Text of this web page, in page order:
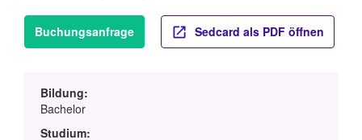
Buchungsanfrage Sedcard als PDF öffnen
Bildung:
Bachelor
Studium: